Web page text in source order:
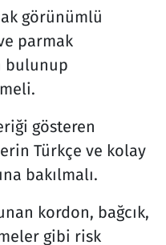
görünümlü
parmak
bulunup
gösteren
Türkçe ve kolay
bakılmalı.
kordon, bağcık,
gibi risk